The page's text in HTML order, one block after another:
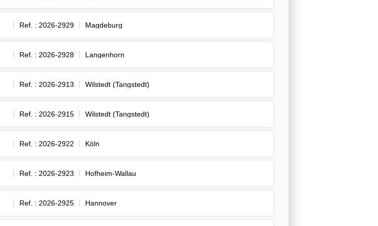
Ref. : 2026-2929 Magdeburg
Ref. : 2026-2928 Langenhorn
Ref. : 2026-2913 Wilstedt (Tangstedt)
Ref. : 2026-2915 Wilstedt (Tangstedt)
Ref. : 2026-2922 Köln
Ref. : 2026-2923 Hofheim-Wallau
Ref. : 2026-2925 Hannover